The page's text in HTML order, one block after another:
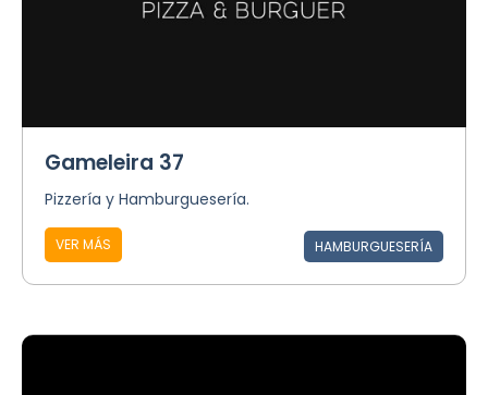
Gameleira 37
Pizzería y Hamburguesería.
VER MÁS HAMBURGUESERÍA